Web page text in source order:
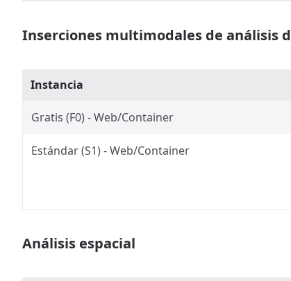
Inserciones multimodales de análisis
Instancia
Gratis (F0) - Web/Container
Estándar (S1) - Web/Container
Análisis espacial